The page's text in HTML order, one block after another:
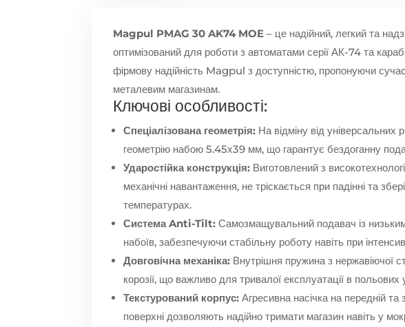
Magpul PMAG 30 AK74 MOE – це надійний, легкий та
оптимізований для роботи з автоматами серії АК-74 та
фірмову надійність Magpul з доступністю, пропонуючи
металевим магазинам.
Ключові особливості:
Спеціалізована геометрія: На відміну від універсальних
геометрію набою 5.45х39 мм, що гарантує бездоганну
Ударостійка конструкція: Виготовлений з
механічні навантаження, не тріскається при падінні та
температурах.
Система Anti-Tilt: Самозмащувальний подавач із
набоїв, забезпечуючи стабільну роботу навіть при
Довговічна механіка: Внутрішня пружина з нержавіючої
корозії, що важливо для тривалої експлуатації в польових
Текстурований корпус: Агресивна насічка на передній та
поверхні дозволяють надійно тримати магазин навіть у